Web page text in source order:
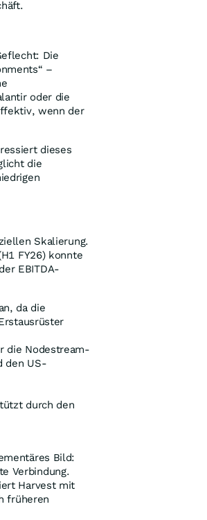
Die
–
oder die
wenn der
dieses
die
Skalierung.
FY26) konnte
EBITDA-
da die
die Nodestream-
den US-
durch den
Bild:
Verbindung.
Harvest mit
früheren